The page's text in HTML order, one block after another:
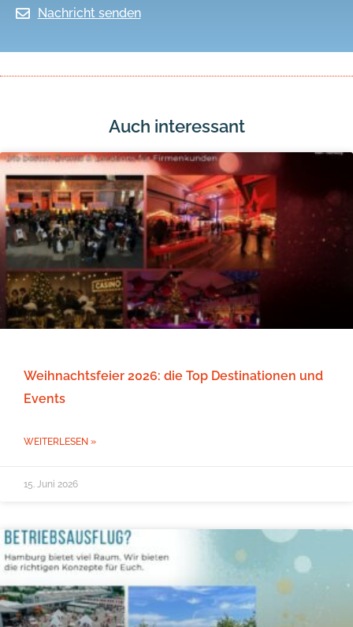
Nachricht senden
Auch interessant
Weihnachtsfeier 2026: die Top Destinationen und
Events
WEITERLESEN »
15. Juni 2026